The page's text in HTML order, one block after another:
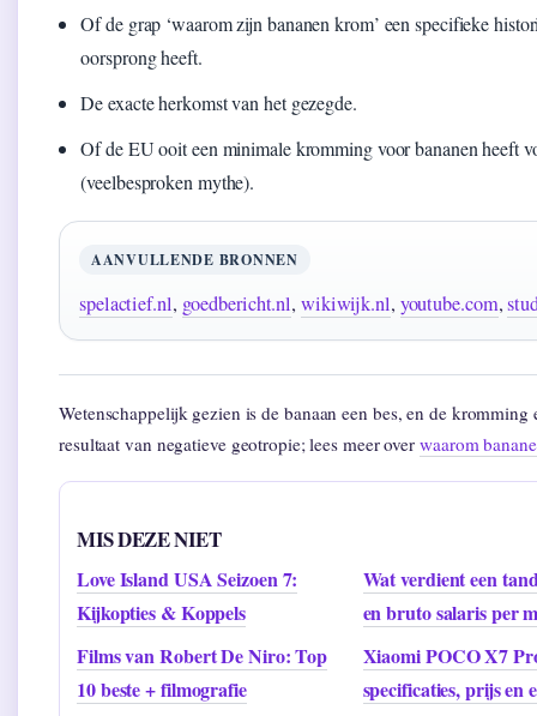
Of de grap ‘waarom zijn bananen krom’ een specifieke
oorsprong heeft.
De exacte herkomst van het gezegde.
Of de EU ooit een minimale kromming voor bananen heeft
(veelbesproken mythe).
AANVULLENDE BRONNEN
spelactief.nl, goedbericht.nl, wikiwijk.nl, youtube.com,
Wetenschappelijk gezien is de banaan een bes, en de kromming
resultaat van negatieve geotropie; lees meer over waarom
MIS DEZE NIET
Love Island USA Seizoen 7:
Kijkopties & Koppels
Wat verdient een
en bruto salaris per
Films van Robert De Niro: Top
10 beste + filmografie
Xiaomi POCO X7
specificaties, prijs en